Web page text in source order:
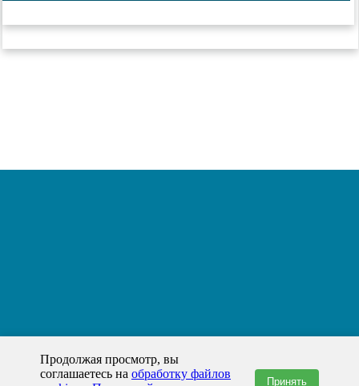
Продолжая просмотр, вы
соглашаетесь на обработку файлов
Принять